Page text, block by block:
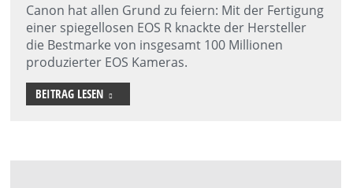
Canon hat allen Grund zu feiern: Mit der Fertigung
einer spiegellosen EOS R knackte der Hersteller
die Bestmarke von insgesamt 100 Millionen
produzierter EOS Kameras.
BEITRAG LESEN